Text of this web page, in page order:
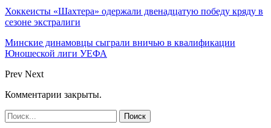
Хоккеисты «Шахтера» одержали двенадцатую победу кряду в
сезоне экстралиги
Минские динамовцы сыграли вничью в квалификации
Юношеской лиги УЕФА
Prev Next
Комментарии закрыты.